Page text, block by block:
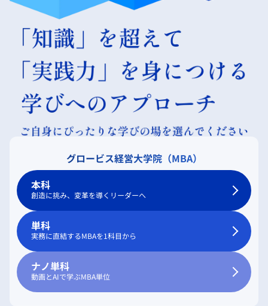
グロービス経営大学院（MBA）
本科
創造に挑み、変革を導くリーダーへ
単科
実務に直結するMBAを1科目から
ナノ単科
動画とAIで学ぶMBA単位